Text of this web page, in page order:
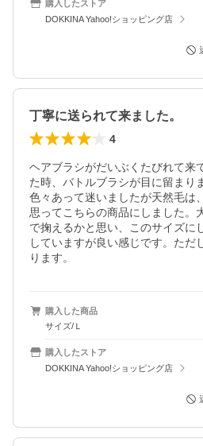
購入したストア
DOKKINA Yahoo!ショッピング店
丁寧に送られて来ました。
4
ヘアブラシがだいぶくたびれて来
た時、バトルブラシが目に留まり
色々あって迷いましたが天然毛は
思ってこちらの商品にしました。
で掬えるかと思い、このサイズに
していますが良い感じです。ただ
ります。
購入した商品
サイズ/Ｌ
購入したストア
DOKKINA Yahoo!ショッピング店